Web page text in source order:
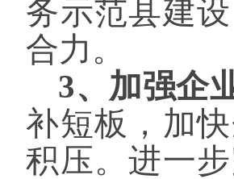
务示范县建
合力。
3、加强企
补短板，加
积压。进一